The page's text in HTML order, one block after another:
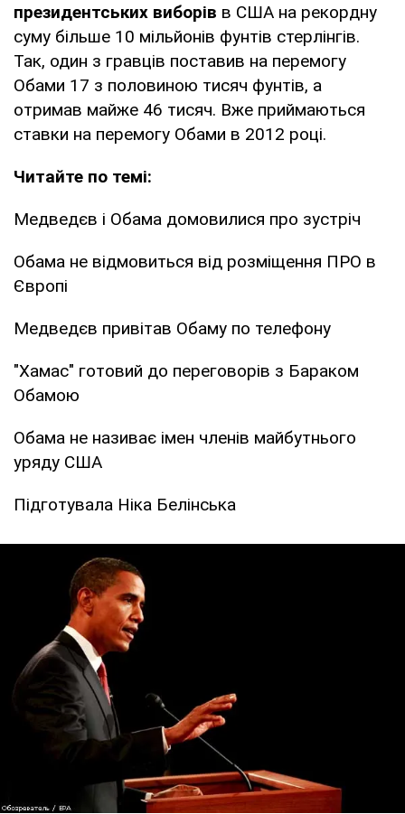
президентських виборів в США на рекордну
суму більше 10 мільйонів фунтів стерлінгів.
Так, один з гравців поставив на перемогу
Обами 17 з половиною тисяч фунтів, а
отримав майже 46 тисяч. Вже приймаються
ставки на перемогу Обами в 2012 році.
Читайте по темі:
Медведєв і Обама домовилися про зустріч
Обама не відмовиться від розміщення ПРО в
Європі
Медведєв привітав Обаму по телефону
"Хамас" готовий до переговорів з Бараком
Обамою
Обама не називає імен членів майбутнього
уряду США
Підготувала Ніка Белінська